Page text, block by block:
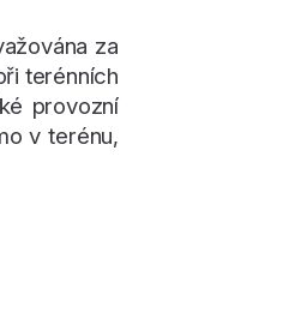
za
terénních
provozní
v terénu,